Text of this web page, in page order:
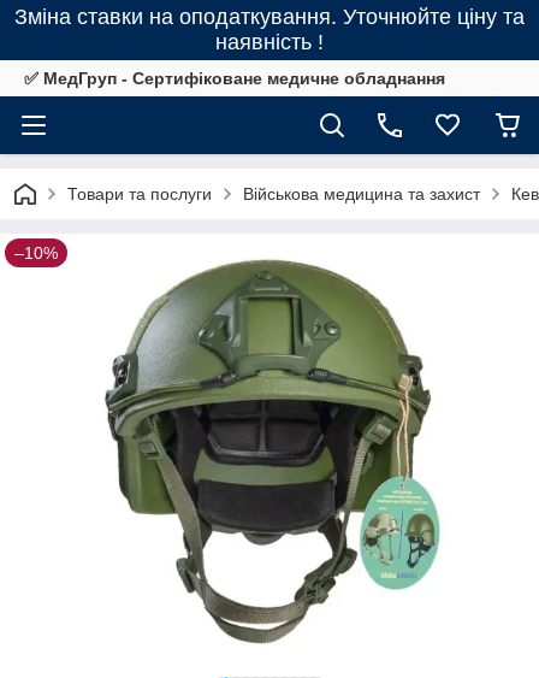
Зміна ставки на оподаткування. Уточнюйте ціну та
наявність !
✅ МедГруп - Сертифіковане медичне обладнання
Товари та послуги Військова медицина та захист
–10%